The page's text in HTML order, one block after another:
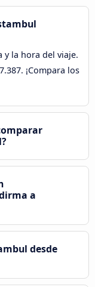
y la hora del viaje.
¡Compara los
a
desde